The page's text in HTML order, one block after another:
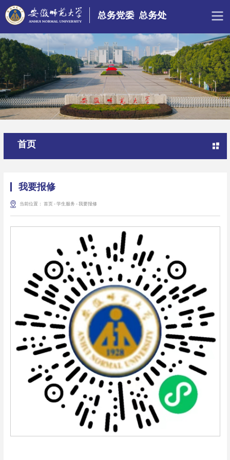
首页
我要报修
当前位置： 首页 - 学生服务 - 我要报修